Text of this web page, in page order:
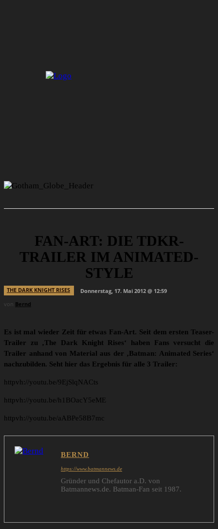
FAN-ART: DIE TDKR-
TRAILER IM ANIMATED-
STYLE
THE DARK KNIGHT RISES
Donnerstag, 17. Mai 2012 @ 12:59
von Bernd
Es ist mal wieder Zeit für etwas Fan-Art. Seit dem ersten Teaser-
Trailer zu ‚The Dark Knight Rises‘ haben Fans versucht die
Trailer anhand von Material aus der ‚Batman: Animated Series‘
nachzubilden. Seht hier das Ergebnis für alle 3 Trailer:
httpvh://youtu.be/9EjSlqNACts
httpvh://youtu.be/h1BOacY5eME
httpvh://youtu.be/aABPe58B7mc
BERND
https://www.batmannews.de
Gründer und Chefautor a.D. von
Batmannews.de. Batman-Fan seit 1987.